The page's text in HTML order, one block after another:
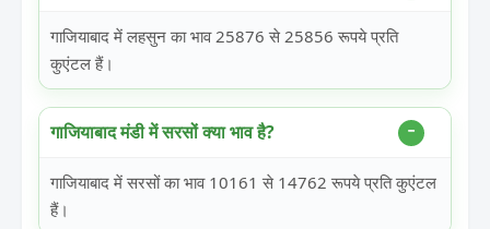
गाजियाबाद में लहसुन का भाव 25876 से 25856 रूपये प्रति
कुएंटल हैं।
गाजियाबाद मंडी में सरसों क्या भाव है?
गाजियाबाद में सरसों का भाव 10161 से 14762 रूपये प्रति कुएंटल
हैं।